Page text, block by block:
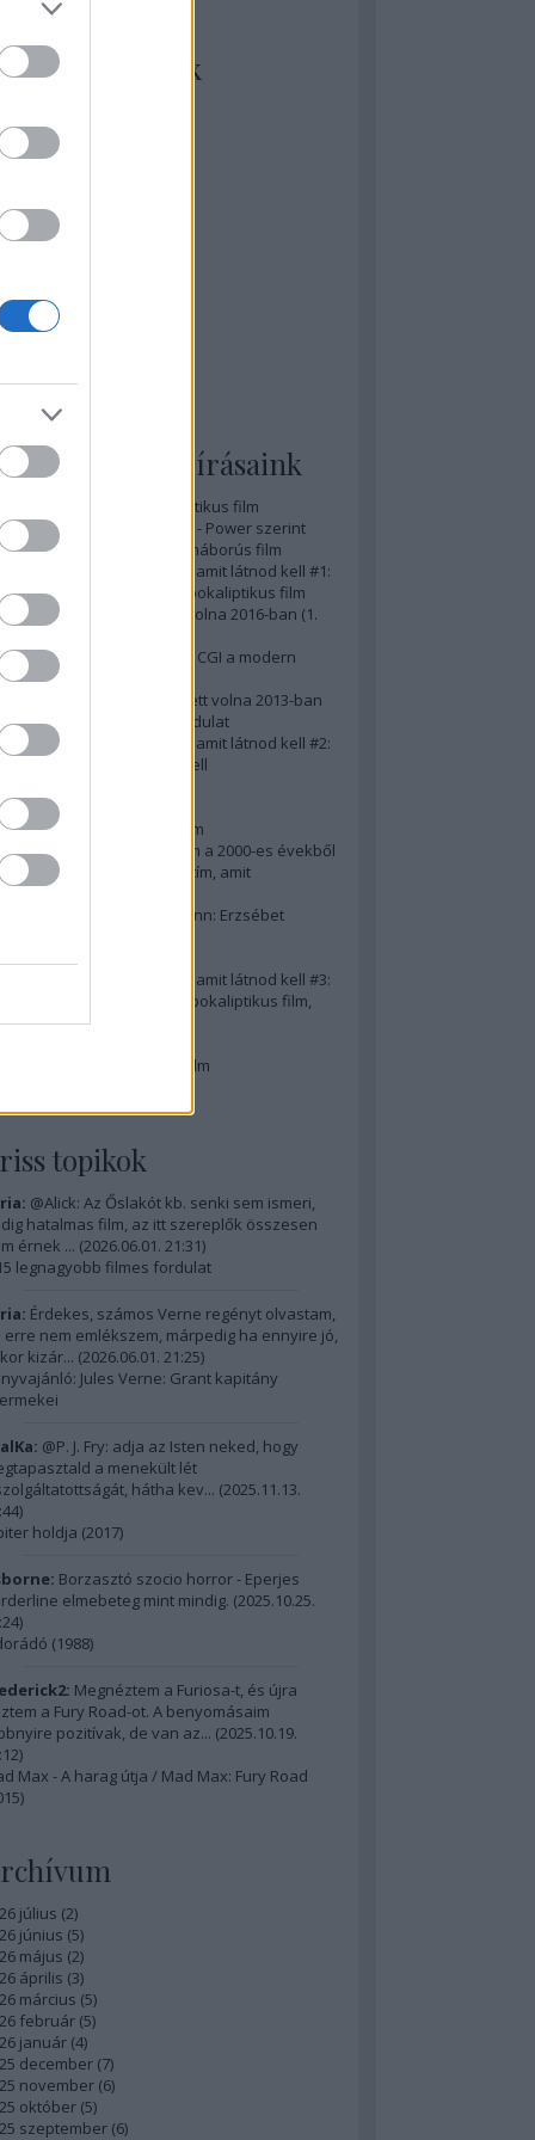
Akiket szívesen
olvasunk
Joint
megmondja a tutit
meg az ember!
& Soda
& Calzone
legolvasottabb írásaink
A 20 legjobb posztapokaliptikus film
A 15 legjobb időutazós film - Power szerint
A 10 legjobb második világháborús film
50 posztapokaliptikus film, amit látnod kell #1:
A 10 legkreatívabb posztapokaliptikus film
20 film, amit látnod kellett volna 2016-ban (1.
Ezért néz ki borzasztóan a CGI a modern
filmekben (is)
15(+1) film, amit látnod kellett volna 2013-ban
A 15 legnagyobb filmes fordulat
50 posztapokaliptikus film, amit látnod kell #2:
10 zombifilm, amit látnod kell
A 10 legjobb Brad Pitt-film
A 10 legjobb Mel Gibson-film
Az igazi 10 legjobb akciófilm a 2000-es évekből
10 iszonyatos magyar filmcím, amit
megúsztunk 2016-ban
Könyvkritika: Brigitte Hamann: Erzsébet
50 posztapokaliptikus film, amit látnod kell #3:
10 (nem is annyira) posztapokaliptikus film,
amit látnod kell
A 10 legjobb Matt Damon-film
topikok
@Alick: Az Őslakót kb. senki sem ismeri,
hatalmas film, az itt szereplők összesen
érnek ... (2026.06.01. 21:31)
legnagyobb filmes fordulat
Érdekes, számos Verne regényt olvastam,
erre nem emlékszem, márpedig ha ennyire jó,
kizár... (2026.06.01. 21:25)
Jules Verne: Grant kapitány
@P. J. Fry: adja az Isten neked, hogy
a menekült lét
hátha kev... (2025.11.13.
)
holdja (2017)
Borzasztó szocio horror - Eperjes
elmebeteg mint mindig. (2025.10.25.
)
(1988)
Megnéztem a Furiosa-t, és újra
a Fury Road-ot. A benyomásaim
pozitívak, de van az... (2025.10.19.
)
Max - A harag útja / Mad Max: Fury Road
július (2)
június (5)
május (2)
április (3)
március (5)
február (5)
január (4)
december (7)
november (6)
október (5)
szeptember (6)